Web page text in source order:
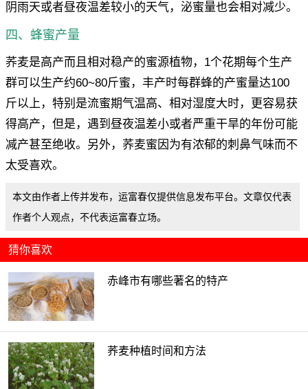
阴雨天或者昼夜温差较小的天气，泌蜜量也会相对减少。
四、蜂蜜产量
荞麦是高产而且相对稳产的蜜源植物，1个花期每个生产
群可以生产约60~80斤蜜，丰产时每群蜂的产蜜量达100
斤以上，特别是流蜜期气温高、相对湿度大时，更容易获
得高产，但是，遇到昼夜温差小或者严重干旱的年份可能
减产甚至绝收。另外，荞麦蜜因为有浓郁的刺鼻气味而不
太受喜欢。
本文由作者上传并发布，运富春仅提供信息发布平台。文章仅代表
作者个人观点，不代表运富春立场。
猜你喜欢
赤峰市有哪些著名的特产
荞麦种植时间和方法